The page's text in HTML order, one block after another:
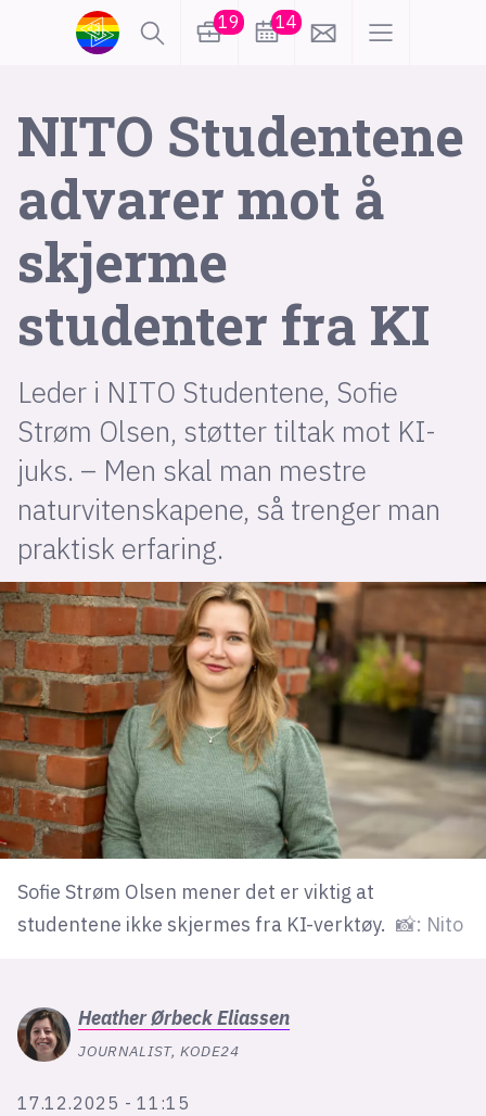
19 14
NITO Studentene
advarer mot å
skjerme
studenter fra KI
Leder i NITO Studentene, Sofie
Strøm Olsen, støtter tiltak mot KI-
juks. – Men skal man mestre
naturvitenskapene, så trenger man
praktisk erfaring.
Sofie Strøm Olsen mener det er viktig at
studentene ikke skjermes fra KI-verktøy. 📸: Nito
HeatherØrbeck Eliassen
JOURNALIST, KODE24
17.12.2025 - 11:15
lønn
KI
karriere
meninger
utdanning
frontend
backend
apputvikling
tilgjengelighet
ukas koder
inn/ut
hobby
lys modus
mørk modus
nyhetsbrev
kode24-klubben
LinkedIn
Bluesky
Facebook
annonseguide
suksesshistorier